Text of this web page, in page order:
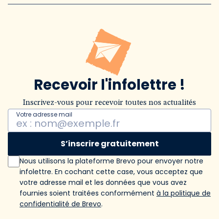
Recevoir l'infolettre !
Inscrivez-vous pour recevoir toutes nos actualités
Votre adresse mail
S’inscrire gratuitement
Nous utilisons la plateforme Brevo pour envoyer notre
infolettre. En cochant cette case, vous acceptez que
votre adresse mail et les données que vous avez
fournies soient traitées conformément à la politique de
confidentialité de Brevo.